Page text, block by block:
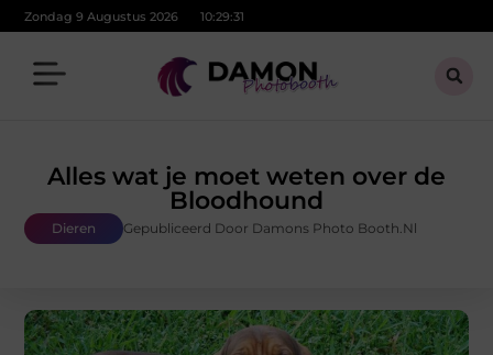
Zondag 9 Augustus 2026 10:29:32
Alles wat je moet weten over de
Bloodhound
Dieren Gepubliceerd Door Damons Photo Booth.nl